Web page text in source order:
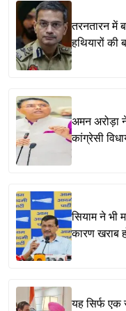
तरनतारन में
हथियारों की
अमन अरोड़ा
कांग्रेसी
सियाम ने भी
कारण खराब
यह सिर्फ एक